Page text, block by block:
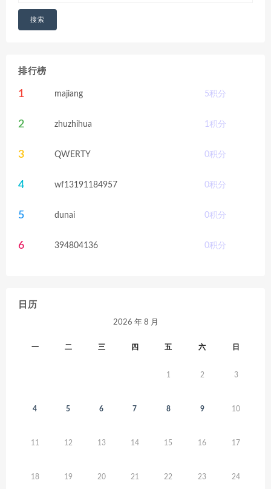
搜索
排行榜
1 majiang 5积分
2 zhuzhihua 1 积分
3 QWERTY 0积分
4 wf13191184957 0积分
5 dunai 0积分
6 394804136 0积分
日历
2026 年 8 月
一 二 三 四 五 六 日
1 2 3
4 5 6 7 8 9 10
11 12 13 14 15 16 17
18 19 20 21 22 23 24